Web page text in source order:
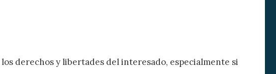
derechos y libertades del interesado, especialmente si